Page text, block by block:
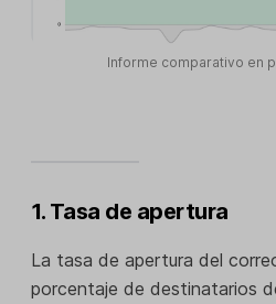
Informe comparativo en
1. Tasa de apertura
La tasa de apertura del
porcentaje de destinatarios